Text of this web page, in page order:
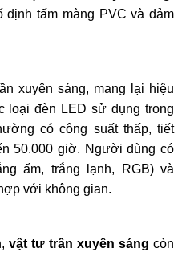
định tấm màng PVC và đảm
xuyên sáng, mang lại hiệu
loại đèn LED sử dụng trong
có công suất thấp, tiết
50.000 giờ. Người dùng có
ấm, trắng lạnh, RGB) và
với không gian.
vật tư trần xuyên sáng còn